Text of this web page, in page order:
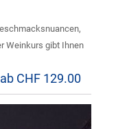
Weinkurs gibt Ihnen
ab CHF 129.00